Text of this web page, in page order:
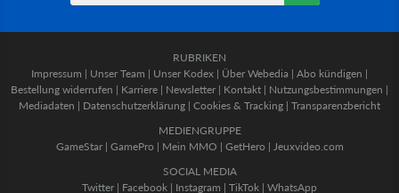
RUBRIKEN
Impressum | Unser Team | Unser Kodex | Über Webedia | Abo kündigen |
Bestellung widerrufen | Karriere | Newsletter | Kontakt | Nutzungsbestimmungen |
Mediadaten | Datenschutzerklärung | Cookies & Tracking | Transparenzbericht
MEDIENGRUPPE
GameStar| GamePro | Mein MMO | GetHero | Jeuxvideo.com
SOCIAL MEDIA
Twitter | Facebook | Instagram | TikTok | WhatsApp